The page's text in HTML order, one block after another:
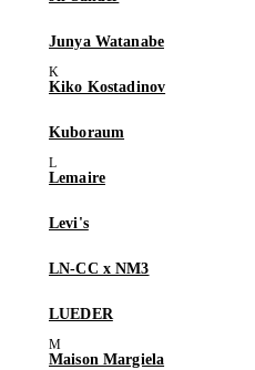
Junya Watanabe
Kiko Kostadinov
Kuboraum
Lemaire
Levi's
LN-CC x NM3
LUEDER
Maison Margiela